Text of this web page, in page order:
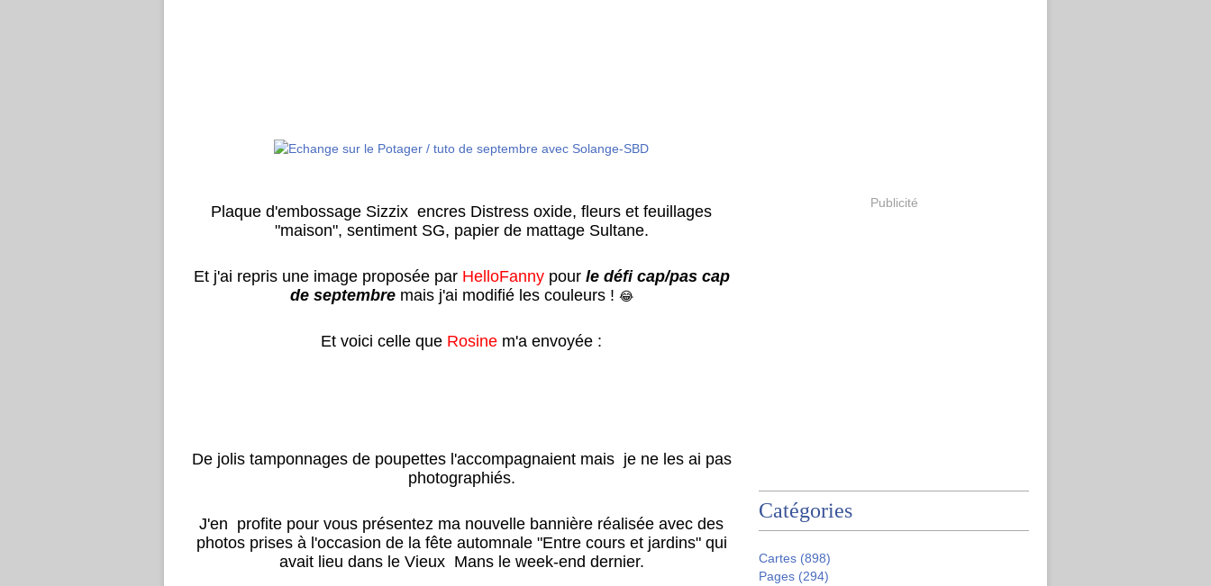
Plaque d'embossage Sizzix encres Distress oxide, fleurs et feuillages
"maison", sentiment SG, papier de mattage Sultane.
Et j'ai repris une image proposée parHelloFannypour le défi cap/pas cap
de septembre mais j'ai modifié les couleurs ! 😂
Et voici celle que Rosine m'a envoyée :
De jolis tamponnages de poupettes l'accompagnaient mais je ne les ai pas
photographiés.
J'en profite pour vous présentez ma nouvelle bannière réalisée avec des
photos prises à l'occasion de la fête automnale "Entre cours et jardins" qui
avait lieu dans le Vieux Mans le week-end dernier.
Publicité
Catégories
Cartes (898)
Pages (294)